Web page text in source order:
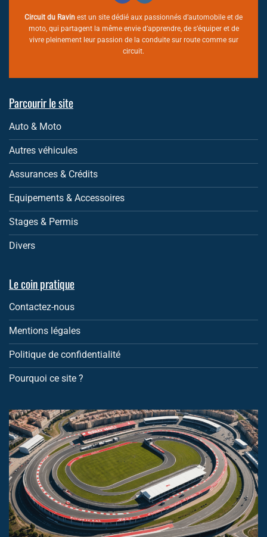
Circuit du Ravin est un site dédié aux passionnés d’automobile et de
moto, qui partagent la même envie d’apprendre, de s’équiper et de
vivre pleinement leur passion de la conduite sur route comme sur
circuit.
Parcourir le site
Auto & Moto
Autres véhicules
Assurances & Crédits
Equipements & Accessoires
Stages & Permis
Divers
Le coin pratique
Contactez-nous
Mentions légales
Politique de confidentialité
Pourquoi ce site ?